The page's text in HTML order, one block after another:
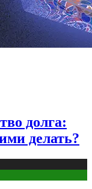
долга:
делать?